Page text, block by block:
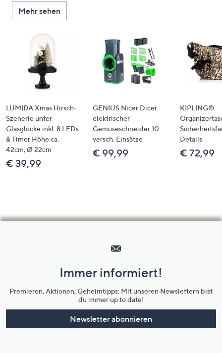
Mehr sehen
LUMIDA Xmas Hirsch-
Szenerie unter
Glasglocke inkl. 8 LEDs
& Timer Höhe ca.
42cm, Ø 22cm
€ 39,99
GENIUS Nicer Dicer
elektrischer
Gemüseschneider 10
versch. Einsätze
€ 99,99
KIPLING®
Details
€ 72,99
Unternehmensinformationen
Immer informiert!
Premieren, Aktionen, Geheimtipps: Mit unseren Newslettern bist
du immer up to date!
Newsletter abonnieren